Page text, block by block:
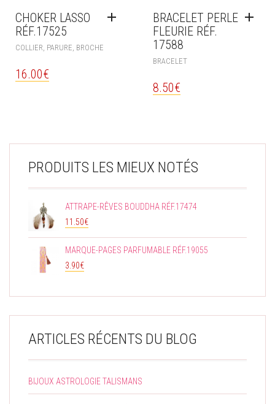
CHOKER LASSO
RÉF.17525
COLLIER, PARURE, BROCHE
16.00€
BRACELET PERLE
FLEURIE RÉF.
17588
BRACELET
8.50€
PRODUITS LES MIEUX NOTÉS
ATTRAPE-RÊVES BOUDDHA RÉF.17474
11.50€
MARQUE-PAGES PARFUMABLE RÉF.19055
3.90€
ARTICLES RÉCENTS DU BLOG
BIJOUX ASTROLOGIE TALISMANS